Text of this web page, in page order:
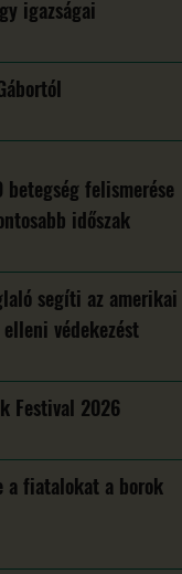
igazságai
betegség felismerése
időszak
segíti az amerikai
védekezést
Festival 2026
a fiatalokat a borok